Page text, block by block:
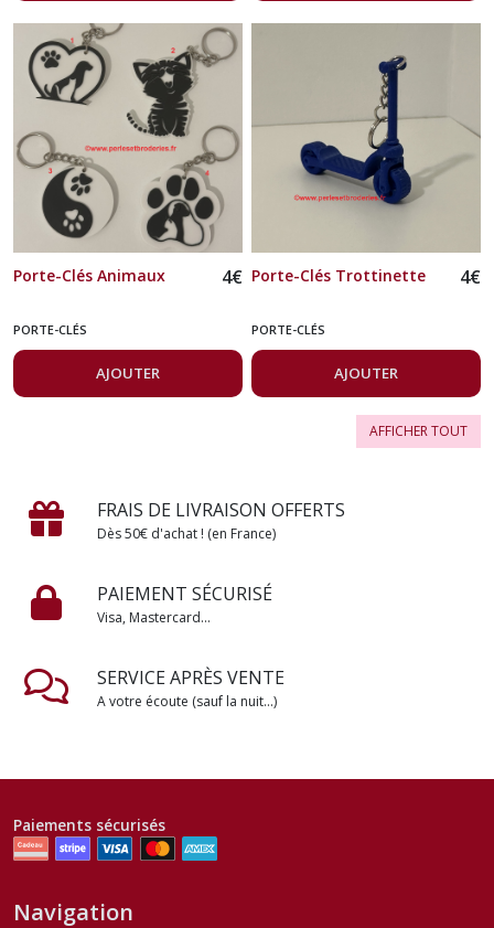
Porte-Clés Animaux 4€
PORTE-CLÉS
AJOUTER
Porte-Clés Trottinette 4€
PORTE-CLÉS
AJOUTER
AFFICHER TOUT
FRAIS DE LIVRAISON OFFERTS
Dès 50€ d'achat ! (en France)
PAIEMENT SÉCURISÉ
Visa, Mastercard...
SERVICE APRÈS VENTE
A votre écoute (sauf la nuit...)
Paiements sécurisés
Navigation